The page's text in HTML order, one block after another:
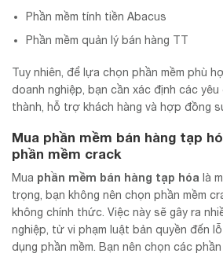
Phần mềm tính tiền Abacus
Phần mềm quản lý bán hàng TT
Tuy nhiên, để lựa chọn phần mềm phù
doanh nghiệp, bạn cần xác định các
thành, hỗ trợ khách hàng và hợp đồng
Mua phần mềm bán hàng tạp
phần mềm crack
Mua phần mềm bán hàng tạp hóa là
trọng, bạn không nên chọn phần mềm
không chính thức. Việc này sẽ gây ra
nghiệp, từ vi phạm luật bản quyền đến
dụng phần mềm. Bạn nên chọn các